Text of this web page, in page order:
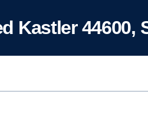
Kastler 44600,